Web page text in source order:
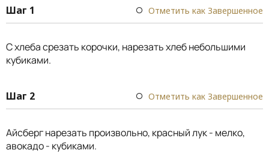
Шаг 1 Отметить как Завершенное
С хлеба срезать корочки, нарезать хлеб небольшими
кубиками.
Шаг 2 Отметить как Завершенное
Айсберг нарезать произвольно, красный лук - мелко,
авокадо - кубиками.